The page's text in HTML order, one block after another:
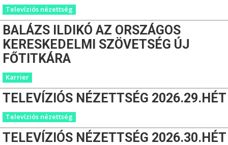
Televíziós nézettség
BALÁZS ILDIKÓ AZ ORSZÁGOS
KERESKEDELMI SZÖVETSÉG ÚJ
FŐTITKÁRA
Karrier
TELEVÍZIÓS NÉZETTSÉG 2026.29.HÉT
Televíziós nézettség
TELEVÍZIÓS NÉZETTSÉG 2026.30.HÉT